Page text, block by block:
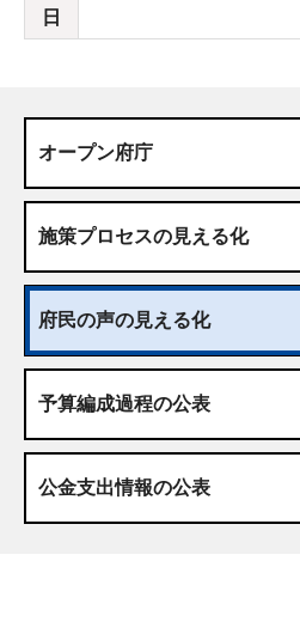
日
オープン府庁
施策プロセスの見える化
府民の声の見える化
予算編成過程の公表
公金支出情報の公表